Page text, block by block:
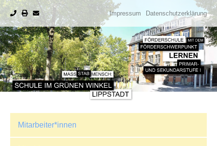
Impressum Datenschutzerklärung
Mitarbeiter*innen